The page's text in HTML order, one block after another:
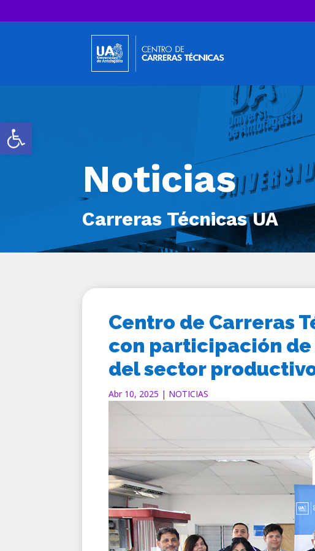
Abrir barra de herramientas
Noticias
Carreras Técnicas UA
Centro de Carreras
con participación
del sector
Abr 10, 2025 | NOTICIAS